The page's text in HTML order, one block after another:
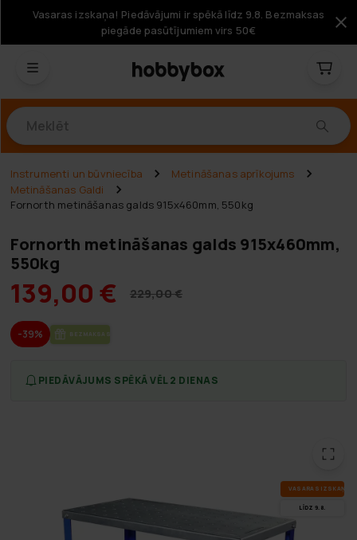
Vasaras izskaņa! Piedāvājumi ir spēkā līdz 9.8. Bezmaksas
piegāde pasūtījumiem virs 50€
Instrumenti un būvniecība
Metināšanas aprīkojums
Metināšanas Galdi
Fornorth metināšanas galds 915x460mm, 550kg
Fornorth metināšanas galds 915x460mm,
550kg
139,00 € 229,00 €
-39% BEZ­MAK­SAS PIE­GĀ­DE
PIEDĀVĀJUMS SPĒKĀ VĒL 2 DIENAS
VA­SA­RAS IZ­SKA­ŅA
LĪDZ 9.8.